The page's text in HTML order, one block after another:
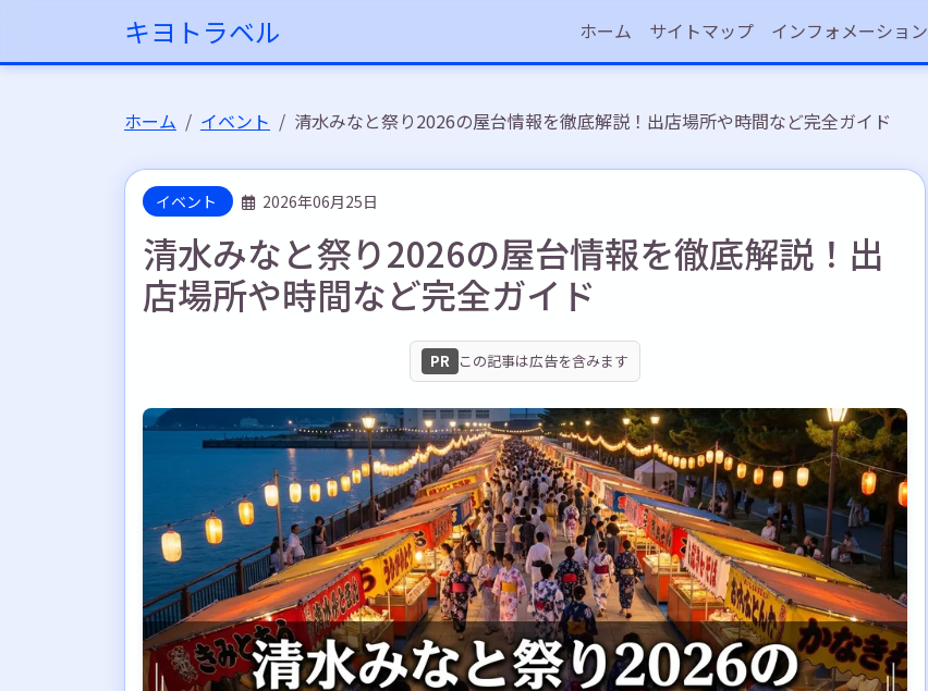
キヨトラベル ホーム サイトマップ インフォメーション
ホーム イベント 清水みなと祭り2026の屋台情報を徹底解説！出店場所や時間など完全ガイド
イベント 2026年06月25日
清水みなと祭り2026の屋台情報を徹底解説！出
店場所や時間など完全ガイド
PR この記事は広告を含みます